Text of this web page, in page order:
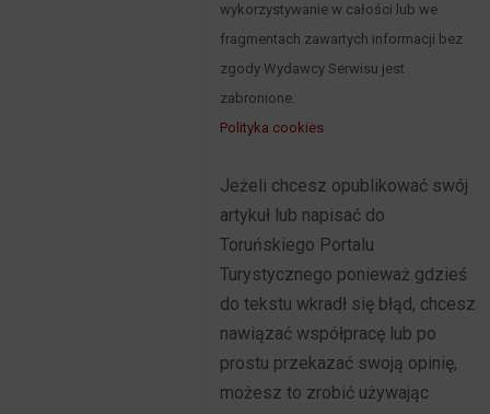
wykorzystywanie w całości lub we
fragmentach zawartych informacji bez
zgody Wydawcy Serwisu jest
zabronione.
Polityka cookies
Jeżeli chcesz opublikować swój
artykuł lub napisać do
Toruńskiego Portalu
Turystycznego ponieważ gdzieś
do tekstu wkradł się błąd, chcesz
nawiązać współpracę lub po
prostu przekazać swoją opinię,
możesz to zrobić używając